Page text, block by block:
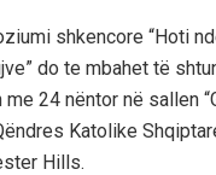
shkencore “Hoti
do te mbahet të
me 24 nëntor në sallen
Katolike
Hills.